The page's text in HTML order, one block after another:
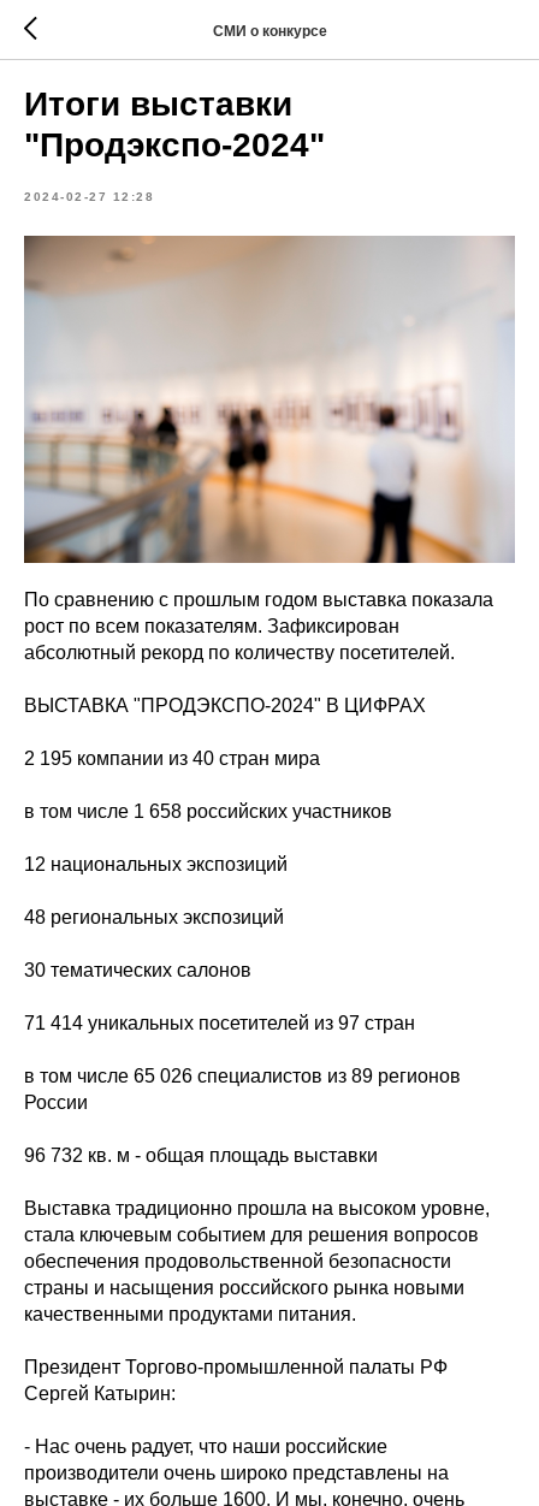
СМИ о конкурсе
Итоги выставки
"Продэкспо-2024"
2024-02-27 12:28
По сравнению с прошлым годом выставка показала
рост по всем показателям. Зафиксирован
абсолютный рекорд по количеству посетителей.
ВЫСТАВКА "ПРОДЭКСПО-2024" В ЦИФРАХ
2 195 компании из 40 стран мира
в том числе 1 658 российских участников
12 национальных экспозиций
48 региональных экспозиций
30 тематических салонов
71 414 уникальных посетителей из 97 стран
в том числе 65 026 специалистов из 89 регионов
России
96 732 кв. м - общая площадь выставки
Выставка традиционно прошла на высоком уровне,
стала ключевым событием для решения вопросов
обеспечения продовольственной безопасности
страны и насыщения российского рынка новыми
качественными продуктами питания.
Президент Торгово-промышленной палаты РФ
Сергей Катырин:
- Нас очень радует, что наши российские
производители очень широко представлены на
выставке - их больше 1600. И мы, конечно, очень